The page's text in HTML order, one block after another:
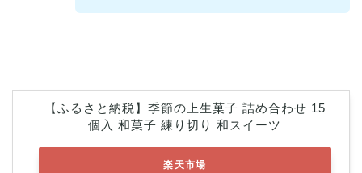
【ふるさと納税】季節の上生菓子 詰め合わせ 15
個入 和菓子 練り切り 和スイーツ
楽天市場